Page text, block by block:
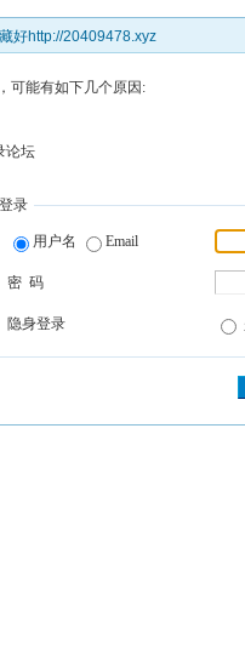
好http://20409478.xyz
可能有如下几个原因:
论坛
登录
用户名 Email
密 码
隐身登录